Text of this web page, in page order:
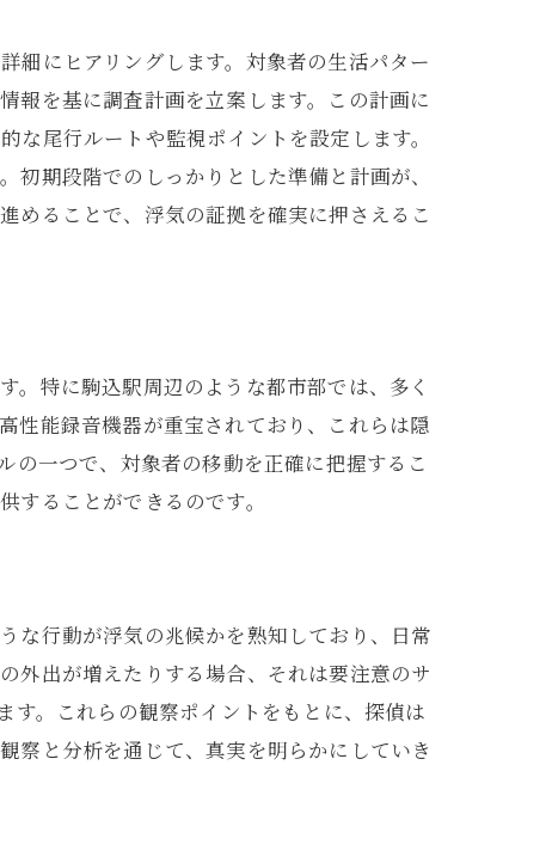
細にヒアリングします。対象者の生活パター
報を基に調査計画を立案します。この計画に
尾行ルートや監視ポイントを設定します。
期段階でのしっかりとした準備と計画が、
めることで、浮気の証拠を確実に押さえるこ
。特に駒込駅周辺のような都市部では、多く
性能録音機器が重宝されており、これらは隠
の一つで、対象者の移動を正確に把握するこ
ることができるのです。
な行動が浮気の兆候かを熟知しており、日常
外出が増えたりする場合、それは要注意のサ
す。これらの観察ポイントをもとに、探偵は
察と分析を通じて、真実を明らかにしていき